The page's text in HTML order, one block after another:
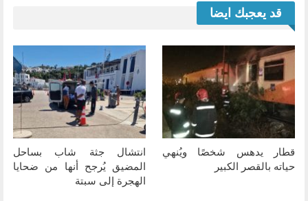
قد يعجبك ايضا
قطار يدهس شخصًا ويُنهي
حياته بالقصر الكبير
انتشال جثة شاب بساحل
المضيق يُرجح أنها من ضحايا
الهجرة إلى سبتة